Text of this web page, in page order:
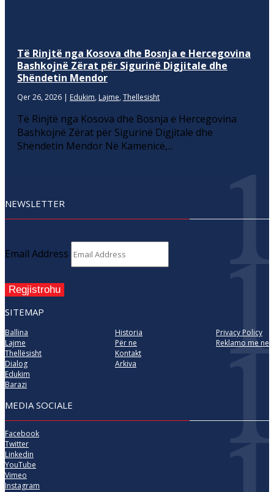
Të Rinjtë nga Kosova dhe Bosnja e Hercegovina
Bashkojnë Zërat për Sigurinë Digjitale dhe
Shëndetin Mendor
Qer 26, 2026 | Edukim, Lajme, Thellesisht
Të Rinjtë nga Kosova dhe Bosnja e Hercegovina
Bashkojnë Zërat për Sigurinë Digjitale dhe
Shëndetin Mendor Në Kamenicë,...
NEWSLETTER
Email Address
Regjistrohu
SITEMAP
Ballina
Lajme
Thellësisht
Dialog
Edukim
Barazi
Historia
Për ne
Kontakt
Arkiva
Privacy Policy
Reklamo me ne
MEDIA SOCIALE
Facebook
Twitter
Linkedin
YouTube
Vimeo
Instagram